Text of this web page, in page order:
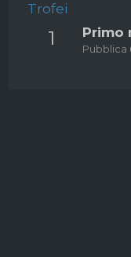
Trofei
1 Primo
Pubblica